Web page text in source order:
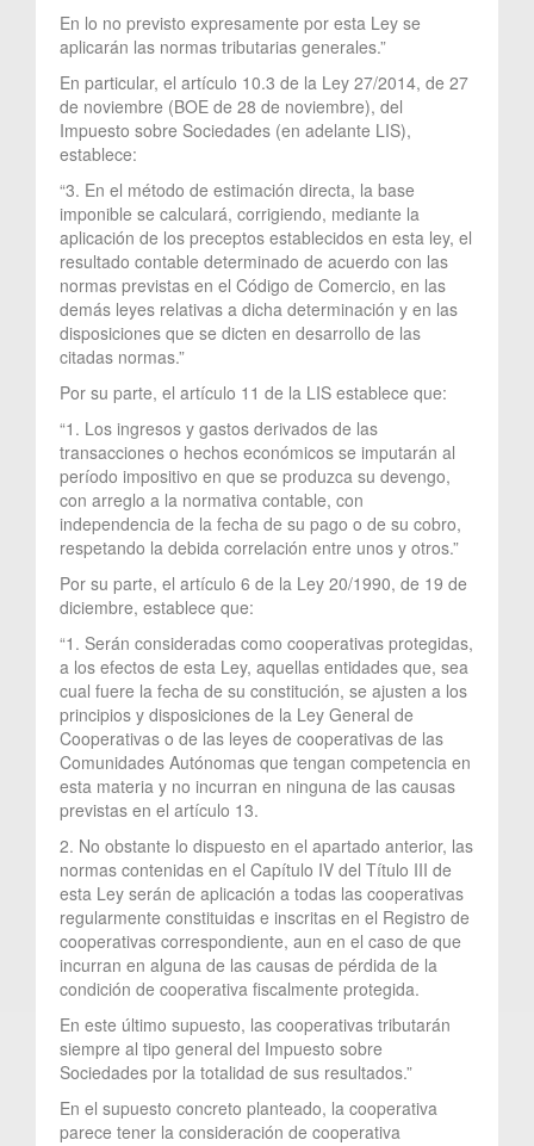
En lo no previsto expresamente por esta Ley se
aplicarán las normas tributarias generales.”
En particular, el artículo 10.3 de la Ley 27/2014, de 27
de noviembre (BOE de 28 de noviembre), del
Impuesto sobre Sociedades (en adelante LIS),
establece:
“3. En el método de estimación directa, la base
imponible se calculará, corrigiendo, mediante la
aplicación de los preceptos establecidos en esta ley, el
resultado contable determinado de acuerdo con las
normas previstas en el Código de Comercio, en las
demás leyes relativas a dicha determinación y en las
disposiciones que se dicten en desarrollo de las
citadas normas.”
Por su parte, el artículo 11 de la LIS establece que:
“1. Los ingresos y gastos derivados de las
transacciones o hechos económicos se imputarán al
período impositivo en que se produzca su devengo,
con arreglo a la normativa contable, con
independencia de la fecha de su pago o de su cobro,
respetando la debida correlación entre unos y otros.”
Por su parte, el artículo 6 de la Ley 20/1990, de 19 de
diciembre, establece que:
“1. Serán consideradas como cooperativas protegidas,
a los efectos de esta Ley, aquellas entidades que, sea
cual fuere la fecha de su constitución, se ajusten a los
principios y disposiciones de la Ley General de
Cooperativas o de las leyes de cooperativas de las
Comunidades Autónomas que tengan competencia en
esta materia y no incurran en ninguna de las causas
previstas en el artículo 13.
2. No obstante lo dispuesto en el apartado anterior, las
normas contenidas en el Capítulo IV del Título III de
esta Ley serán de aplicación a todas las cooperativas
regularmente constituidas e inscritas en el Registro de
cooperativas correspondiente, aun en el caso de que
incurran en alguna de las causas de pérdida de la
condición de cooperativa fiscalmente protegida.
En este último supuesto, las cooperativas tributarán
siempre al tipo general del Impuesto sobre
Sociedades por la totalidad de sus resultados.”
En el supuesto concreto planteado, la cooperativa
parece tener la consideración de cooperativa